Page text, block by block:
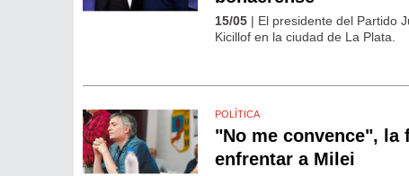
15/05 | El presidente del Partido
Kicillof en la ciudad de La Plata.
POLÍTICA
"No me convence", la
enfrentar a Milei